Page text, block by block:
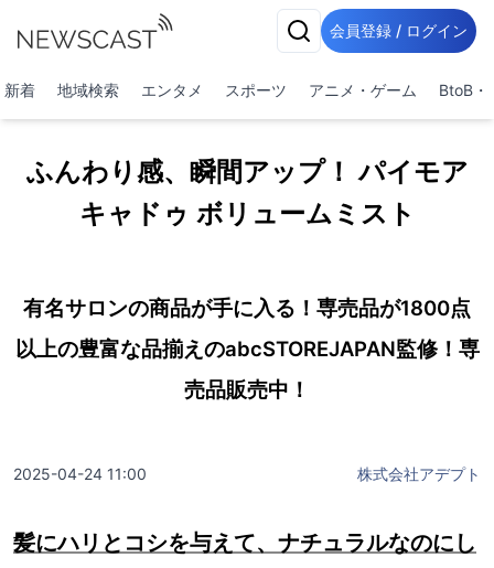
会員登録 / ログイン
新着 地域検索 エンタメ スポーツ アニメ・ゲーム BtoB・
ふんわり感、瞬間アップ！ パイモア
キャドゥ ボリュームミスト
有名サロンの商品が手に入る！専売品が1800点
以上の豊富な品揃えのabcSTOREJAPAN監修！専
売品販売中！
2025-04-24 11:00 株式会社アデプト
髪にハリとコシを与えて、ナチュラルなのにし